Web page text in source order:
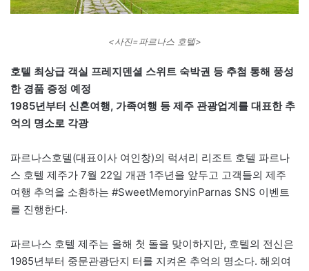
<사진=파르나스 호텔>
호텔 최상급 객실 프레지덴셜 스위트 숙박권 등 추첨 통해 풍성
한 경품 증정 예정
1985년부터 신혼여행, 가족여행 등 제주 관광업계를 대표한 추
억의 명소로 각광
파르나스호텔(대표이사 여인창)의 럭셔리 리조트 호텔 파르나
스 호텔 제주가 7월 22일 개관 1주년을 앞두고 고객들의 제주
여행 추억을 소환하는 #SweetMemoryinParnas SNS 이벤트
를 진행한다.
파르나스 호텔 제주는 올해 첫 돌을 맞이하지만, 호텔의 전신은
1985년부터 중문관광단지 터를 지켜온 추억의 명소다. 해외여